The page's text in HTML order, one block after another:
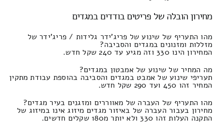
מחירון הובלה של פריטים בודדים במגדים
מהו התעריף של שינוע של פריג'ידר גלידות / פריג'ידר של
מזללות ומזנונים במגדים והסביבה?
המחירון הינו 330 וזה מגיע עד 240 שקל חדש.
מה המחיר של שינוע של אמבטון במגדים?
תעריפי שינוע של אמבט במגדים והסביבה בהוספת עבודת מתקין
המחיר זהו 450 ועד 290 שקל חדש.
מהו התעריף של העברה של מאווררים ומזגנים בעיר מגדים?
מחירון בעבור העברה של באיזור מגדים מיזוג אינו במיזוג של
התקנה העלות זהו 330 ולא יותר מ180 שקלים חדשים.